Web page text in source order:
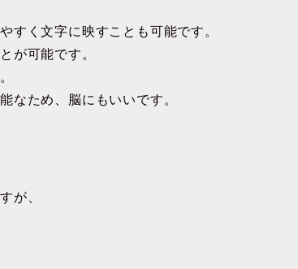
すく文字に映すことも可能です。
が可能です。
なため、脳にもいいです。
が、